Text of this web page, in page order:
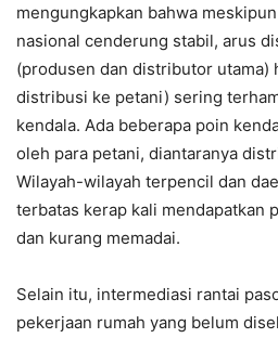
mengungkapkan bahwa
nasional cenderung stabil, arus
(produsen dan distributor utama)
distribusi ke petani) sering
kendala. Ada beberapa poin
oleh para petani, diantaranya
Wilayah-wilayah terpencil dan
terbatas kerap kali mendapatkan
dan kurang memadai.
Selain itu, intermediasi rantai
pekerjaan rumah yang belum